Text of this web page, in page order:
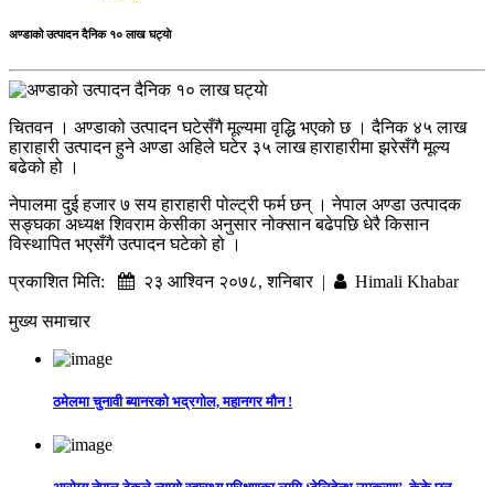
अण्डाको उत्पादन दैनिक १० लाख घट्याे
चितवन । अण्डाको उत्पादन घटेसँगै मूल्यमा वृद्धि भएको छ । दैनिक ४५ लाख
हाराहारी उत्पादन हुने अण्डा अहिले घटेर ३५ लाख हाराहारीमा झरेसँगै मूल्य
बढेको हो ।
नेपालमा दुई हजार ७ सय हाराहारी पोल्ट्री फर्म छन् । नेपाल अण्डा उत्पादक
सङ्घका अध्यक्ष शिवराम केसीका अनुसार नोक्सान बढेपछि धेरै किसान
विस्थापित भएसँगै उत्पादन घटेको हो ।
प्रकाशित मिति:
२३ आश्विन २०७८, शनिबार | Himali Khabar
मुख्य समाचार
ठमेलमा चुनावी ब्यानरको भद्रगोल, महानगर मौन !